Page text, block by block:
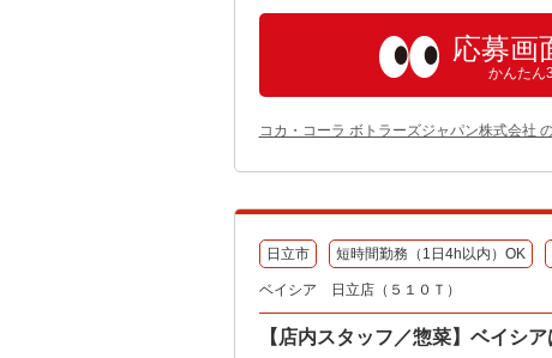
応募画
かんたん
コカ・コーラ ボトラーズジャパン株式会社
日立市 短時間勤務（1日4h以内）OK
ベイシア 日立店（５１０Ｔ）
【店内スタッフ／惣菜】ベイシ